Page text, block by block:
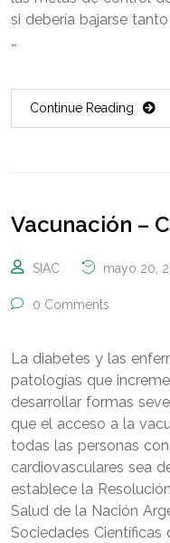
si debería bajarse
…
Continue Reading
Vacunación –
SIAC mayo 20,
0 Comments
La diabetes y las
patologías que
desarrollar formas
que el acceso a la
todas las personas
cardiovasculares sea
establece la
Salud de la Nación
Sociedades